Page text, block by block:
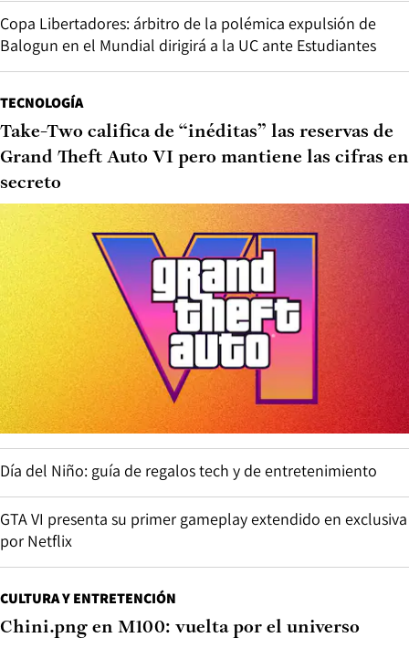
Copa Libertadores: árbitro de la polémica expulsión de
Balogun en el Mundial dirigirá a la UC ante Estudiantes
TECNOLOGÍA
Take-Two califica de “inéditas” las reservas de
Grand Theft Auto VI pero mantiene las cifras en
secreto
Día del Niño: guía de regalos tech y de entretenimiento
GTA VI presenta su primer gameplay extendido en exclusiva
por Netflix
CULTURA Y ENTRETENCIÓN
Chini.png en M100: vuelta por el universo